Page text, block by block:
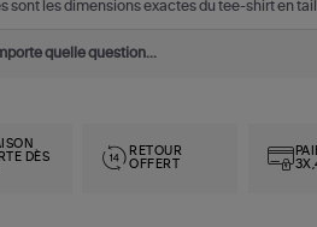
sont les dimensions exactes du tee-shirt en
DÈS
RETOUR
OFFERT